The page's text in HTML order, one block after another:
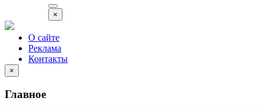
×
О сайте
Реклама
Контакты
×
Главное